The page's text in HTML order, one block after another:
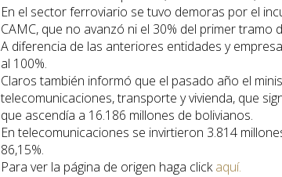
En el sector ferroviario se tuvo demoras por el
CAMC, que no avanzó ni el 30% del primer
A diferencia de las anteriores entidades y
al 100%.
Claros también informó que el pasado año el
telecomunicaciones, transporte y vivienda, que
que ascendía a 16.186 millones de bolivianos.
En telecomunicaciones se invirtieron 3.814
86,15%.
Para ver la página de origen haga clickaquí.